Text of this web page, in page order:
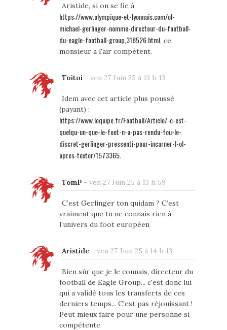
Aristide, si on se fie à
https://www.olympique-et-lyonnais.com/ol-
michael-gerlinger-nomme-directeur-du-football-
du-eagle-football-group,318526.html, ce
monsieur a l'air compétent.
Toitoi - ven 27 Juin 25 à 13 h 13
Idem avec cet article plus poussé
(payant) :
https://www.lequipe.fr/Football/Article/-c-est-
quelqu-un-que-le-foot-n-a-pas-rendu-fou-le-
discret-gerlinger-pressenti-pour-incarner-l-ol-
apres-textor/1573365.
TomP- ven 27 Juin 25 à 13 h 59
C’est Gerlinger ton quidam ? C’est
vraiment que tu ne connais rien à
l’univers du foot européen
Aristide- ven 27 Juin 25 à 14 h 13
Bien sûr que je le connais, directeur du
football de Eagle Group... c'est donc lui
qui a validé tous les transferts de ces
derniers temps... C'est pas réjouissant !
Peut mieux faire pour une personne si
compétente